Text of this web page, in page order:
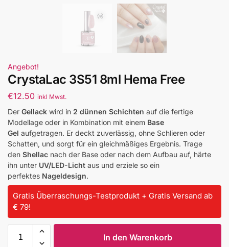
Angebot!
CrystaLac 3S51 8ml Hema Free
€12.50 inkl Mwst.
Der Gellack wird in 2 dünnen Schichten auf die fertige
Modellage oder in Kombination mit einem Base
Gel aufgetragen. Er deckt zuverlässig, ohne Schlieren oder
Schatten, und sorgt für ein gleichmäßiges Ergebnis. Trage
den Shellac nach der Base oder nach dem Aufbau auf, härte
ihn unter UV/LED-Licht aus und erziele so ein
perfektes Nageldesign.
Gratis Überraschungs-Testprodukt + Gratis Versand ab
€ 79!
In den Warenkorb